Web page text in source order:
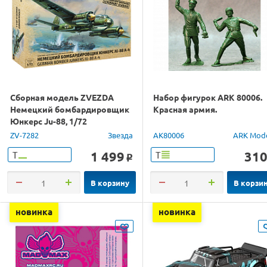
Сборная модель ZVEZDA
Немецкий бомбардировщик
Юнкерс Ju-88, 1/72
ZV-7282 Звезда
Т 1 499 o
В корзину
Набор фигурок ARK 80006.
Красная армия.
AK80006 ARK
Т 310
В
новинка новинка